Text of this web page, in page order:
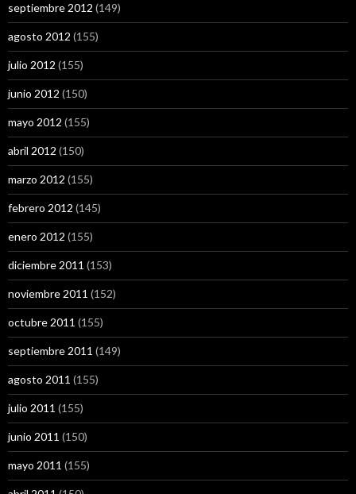
septiembre 2012 (149)
agosto 2012 (155)
julio 2012 (155)
junio 2012 (150)
mayo 2012 (155)
abril 2012 (150)
marzo 2012 (155)
febrero 2012 (145)
enero 2012 (155)
diciembre 2011 (153)
noviembre 2011 (152)
octubre 2011 (155)
septiembre 2011 (149)
agosto 2011 (155)
julio 2011 (155)
junio 2011 (150)
mayo 2011 (155)